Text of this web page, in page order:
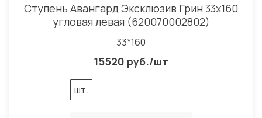
Ступень Авангард Эксклюзив Грин 33x160
угловая левая (620070002802)
33*160
15520 руб./шт
шт.